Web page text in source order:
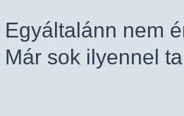
Egyáltalánn nem
Már sok ilyennel